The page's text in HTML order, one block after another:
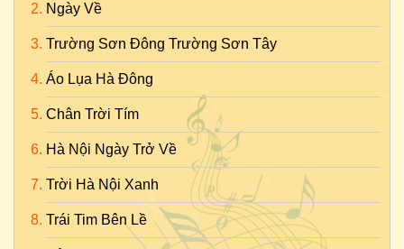
Ngày Về
Trường Sơn Đông Trường Sơn Tây
Áo Lụa Hà Đông
Chân Trời Tím
Hà Nội Ngày Trở Về
Trời Hà Nội Xanh
Trái Tim Bên Lề